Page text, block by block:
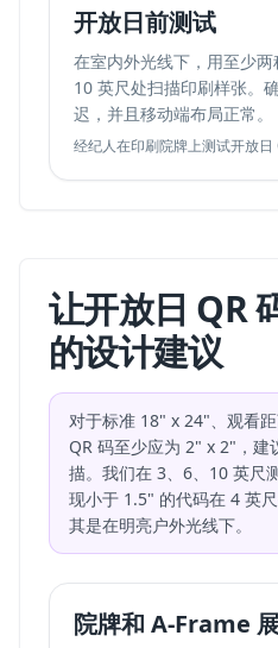
开放日前测试
在室内外光线下，用至少两
10 英尺处扫描印刷样张。
迟，并且移动端布局正常。
经纪人在印刷院牌上测试开放日
让开放日 QR
的设计建议
对于标准 18" x 24"、观看
QR 码至少应为 2" x 2"，
描。我们在 3、6、10 英尺
现小于 1.5" 的代码在 4 英
其是在明亮户外光线下。
院牌和 A-Frame